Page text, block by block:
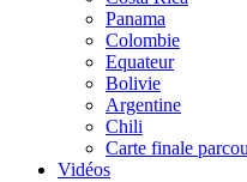
Panama
Colombie
Equateur
Bolivie
Argentine
Chili
Carte finale
Vidéos